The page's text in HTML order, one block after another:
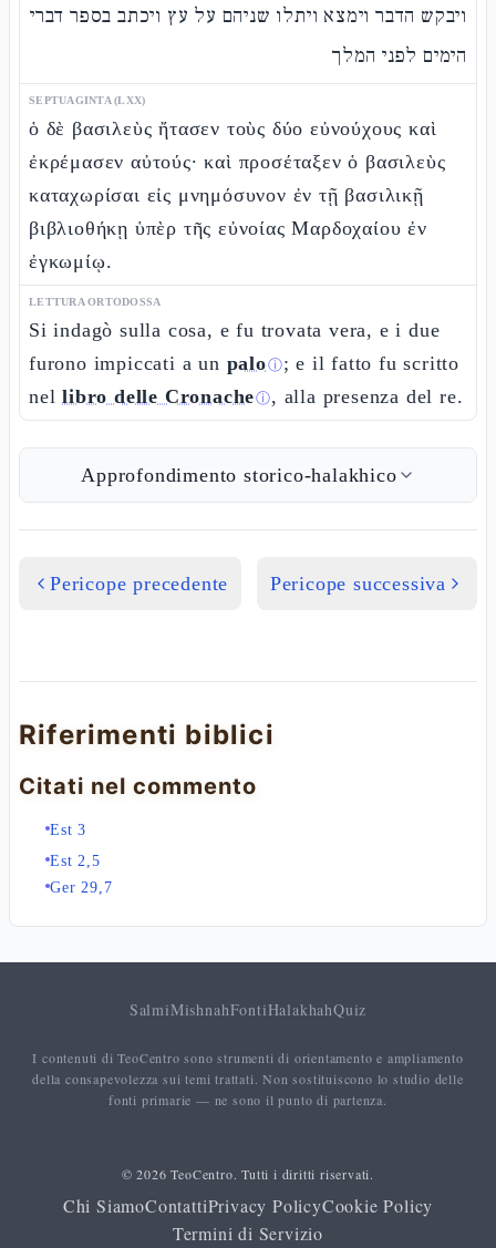
ויבקש הדבר וימצא ויתלו שניהם על עץ ויכתב בספר דברי
הימים לפני המלך
SEPTUAGINTA (LXX)
ὁ δὲ βασιλεὺς ἤτασεν τοὺς δύο εὐνούχους καὶ
ἐκρέμασεν αὐτούς· καὶ προσέταξεν ὁ βασιλεὺς
καταχωρίσαι εἰς μνημόσυνον ἐν τῇ βασιλικῇ
βιβλιοθήκῃ ὑπὲρ τῆς εὐνοίας Μαρδοχαίου ἐν
ἐγκωμίῳ.
LETTURA ORTODOSSA
Si indagò sulla cosa, e fu trovata vera, e i due
furono impiccati a un paloⓘ; e il fatto fu scritto
nellibro delle Cronacheⓘ, alla presenza del re.
Approfondimento storico-halakhico
Pericope precedente Pericope successiva
Riferimenti biblici
Citati nel commento
Est 3
Est 2,5
Ger 29,7
SalmiMishnahFontiHalakhahQuiz
I contenuti di TeoCentro sono strumenti di orientamento e ampliamento
della consapevolezza sui temi trattati. Non sostituiscono lo studio delle
fonti primarie — ne sono il punto di partenza.
© 2026 TeoCentro. Tutti i diritti riservati.
Chi SiamoContattiPrivacy PolicyCookie Policy
Termini di Servizio